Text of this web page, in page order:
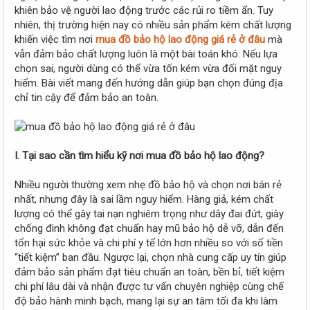
khiên bảo vệ người lao động trước các rủi ro tiềm ẩn. Tuy
nhiên, thị trường hiện nay có nhiều sản phẩm kém chất lượng
khiến việc tìm nơi mua đồ bảo hộ lao động giá rẻ ở đâu mà
vẫn đảm bảo chất lượng luôn là một bài toán khó. Nếu lựa
chọn sai, người dùng có thể vừa tốn kém vừa đối mặt nguy
hiểm. Bài viết mang đến hướng dẫn giúp bạn chọn đúng địa
chỉ tin cậy để đảm bảo an toàn.
I. Tại sao cần tìm hiểu kỹ nơi mua đồ bảo hộ lao động?
Nhiều người thường xem nhẹ đồ bảo hộ và chọn nơi bán rẻ
nhất, nhưng đây là sai lầm nguy hiểm. Hàng giả, kém chất
lượng có thể gây tai nạn nghiêm trọng như dây đai đứt, giày
chống đinh không đạt chuẩn hay mũ bảo hộ dễ vỡ, dẫn đến
tổn hại sức khỏe và chi phí y tế lớn hơn nhiều so với số tiền
“tiết kiệm” ban đầu. Ngược lại, chọn nhà cung cấp uy tín giúp
đảm bảo sản phẩm đạt tiêu chuẩn an toàn, bền bỉ, tiết kiệm
chi phí lâu dài và nhận được tư vấn chuyên nghiệp cùng chế
độ bảo hành minh bạch, mang lại sự an tâm tối đa khi làm